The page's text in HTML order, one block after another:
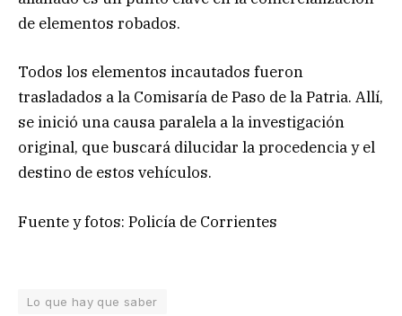
de elementos robados.
Todos los elementos incautados fueron
trasladados a la Comisaría de Paso de la Patria. Allí,
se inició una causa paralela a la investigación
original, que buscará dilucidar la procedencia y el
destino de estos vehículos.
Fuente y fotos: Policía de Corrientes
Lo que hay que saber